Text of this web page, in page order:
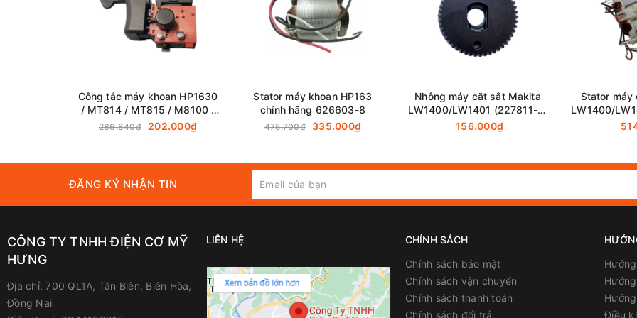
Công tắc máy khoan HP1630
/ MT814 / MT815 / M8100 /
M8101 (650586-0) chính
286.840₫ 202.000₫
Stator máy khoan HP163
chính hãng 626603-8
475.700₫ 335.000₫
Nhông máy cắt sắt Makita
LW1400/LW1401 (227811-0)
chính hãng
156.000₫
Stator máy
LW1400/
ĐĂNG KÝ NHẬN TIN
CÔNG TY TNHH ĐIỆN CƠ MỸ
HƯNG
Địa chỉ: 700 QL1A, Tân Biên, Biên Hòa,
Đồng Nai
LIÊN HỆ
CHÍNH SÁCH
Chính sách bảo mật
Chính sách vận chuyển
Chính sách thanh toán
Chính sách đổi trả
Điều